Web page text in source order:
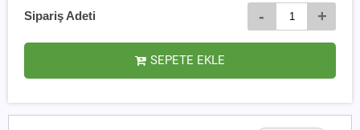
Sipariş Adeti - +
SEPETE EKLE